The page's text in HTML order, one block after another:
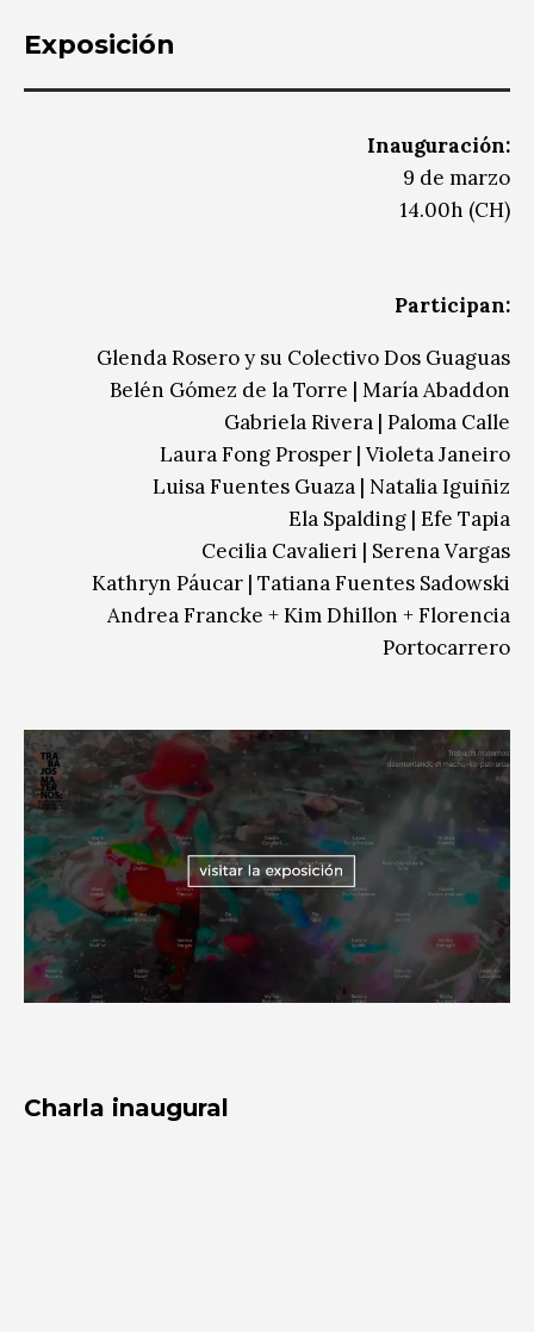
Exposición
Inauguración:
9 de marzo
14.00h (CH)
Participan:
Glenda Rosero y su Colectivo Dos Guaguas
Belén Gómez de la Torre | María Abaddon
Gabriela Rivera | Paloma Calle
Laura Fong Prosper | Violeta Janeiro
Luisa Fuentes Guaza | Natalia Iguiñiz
Ela Spalding | Efe Tapia
Cecilia Cavalieri | Serena Vargas
Kathryn Páucar | Tatiana Fuentes Sadowski
Andrea Francke + Kim Dhillon + Florencia
Portocarrero
Charla inaugural